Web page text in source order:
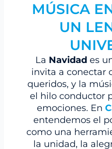
MÚSICA
UN
La Navidad es
invita a conectar
queridos, y la
el hilo conductor
emociones. En
entendemos el
como una
la unidad, la